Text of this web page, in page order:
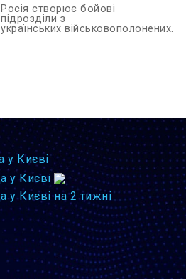
Росія створює бойові
підрозділи з
українських військовополонених...